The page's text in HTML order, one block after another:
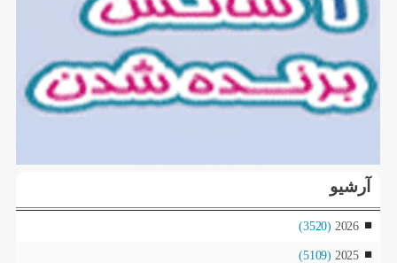
آرشیو
2026
(3520)
2025
(5109)